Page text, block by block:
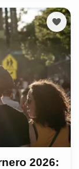
2026: